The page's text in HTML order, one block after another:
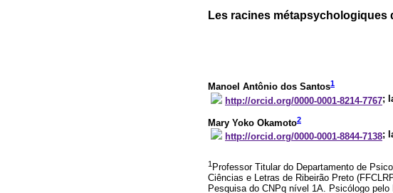
Les racines métapsychologiques
Manoel Antônio dos Santos1
http://orcid.org/0000-0001-8214-7767;
Mary Yoko Okamoto2
http://orcid.org/0000-0001-8844-7138;
1 Professor Titular do Departamento de
Ciências e Letras de Ribeirão Preto
Pesquisa do CNPq nível 1A. Psicólogo